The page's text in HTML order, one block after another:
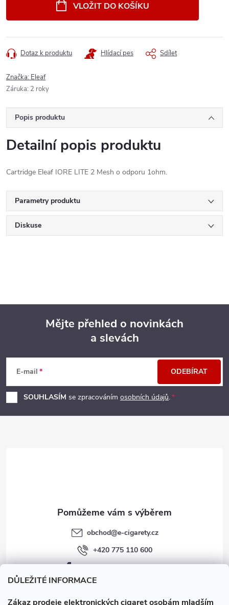
DŮLEŽITÉ INFORMACE
Zákaz prodeje elektronických cigaret osobám mladším
VLOŽIT DO KOŠÍKU
Dotaz k produktu Hlídací pes Sdílet
Značka: Eleaf
Záruka: 2 roky
Popis produktu
Detailní popis produktu
Cartridge Eleaf IORE LITE 2 Mesh o odporu 1ohm.
Parametry produktu
Diskuse
p
a
Mějte přehled o novinkách
a slevách
E-mail
SOUHLASÍM se zpracováním osobních údajů.
ODEBÍRAT
obchod@e-cigarety.cz
+420 775 110 600
facebook.com/e-cigarety.cz